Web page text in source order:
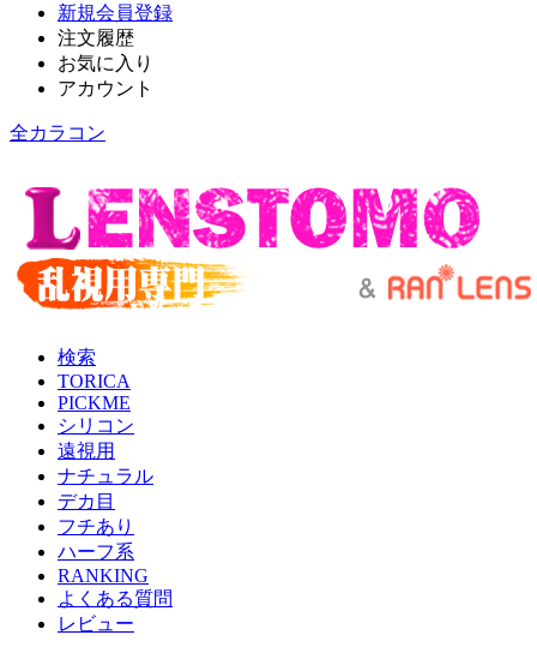
新規会員登録
注文履歴
お気に入り
アカウント
全カラコン
検索
TORICA
PICKME
シリコン
遠視用
ナチュラル
デカ目
フチあり
ハーフ系
RANKING
よくある質問
レビュー